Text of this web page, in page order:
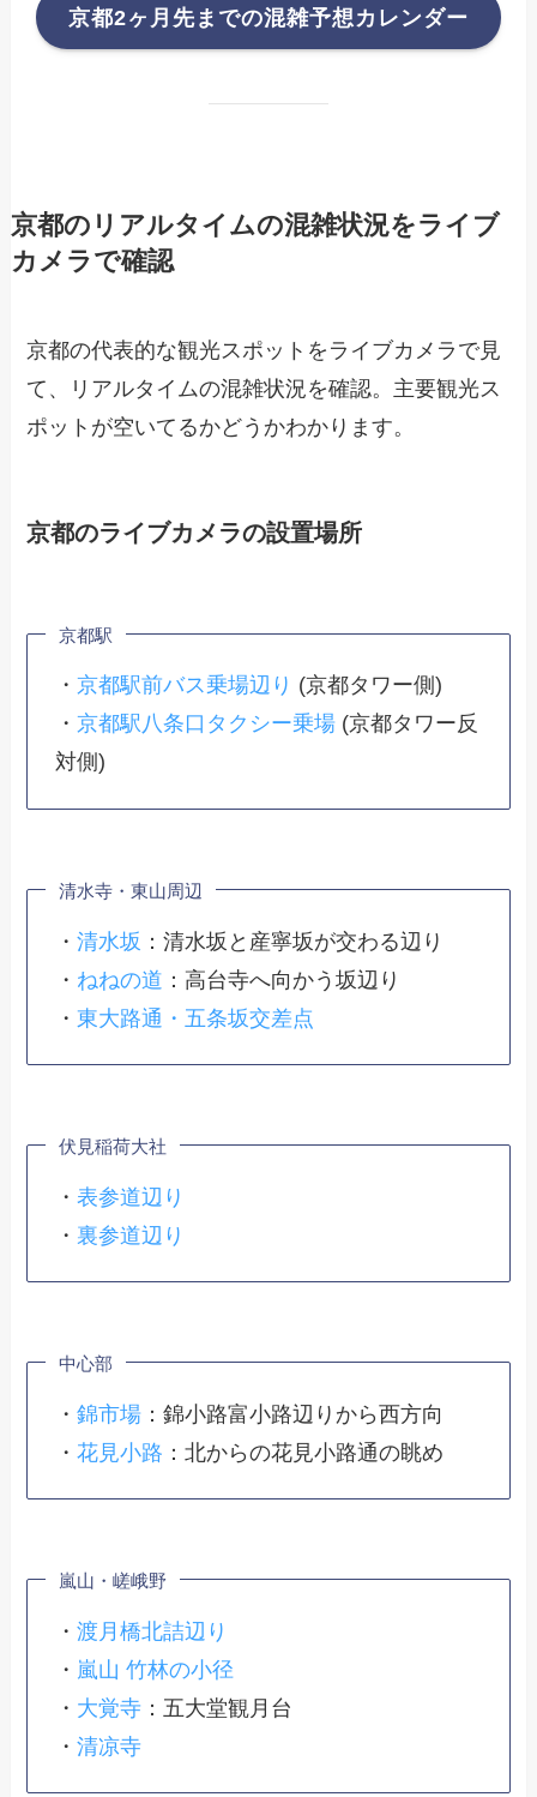
京都2ヶ月先までの混雑予想カレンダー
京都のリアルタイムの混雑状況をライブ
カメラで確認
京都の代表的な観光スポットをライブカメラで見
て、リアルタイムの混雑状況を確認。主要観光ス
ポットが空いてるかどうかわかります。
京都のライブカメラの設置場所
京都駅
・ 京都駅前バス乗場辺り (京都タワー側)
・ 京都駅八条口タクシー乗場(京都タワー反
対側)
清水寺・東山周辺
・ 清水坂 ：清水坂と産寧坂が交わる辺り
・ ねねの道 ：高台寺へ向かう坂辺り
・ 東大路通・五条坂交差点
伏見稲荷大社
・ 表参道辺り
・ 裏参道辺り
中心部
・ 錦市場：錦小路富小路辺りから西方向
・ 花見小路 ：北からの花見小路通の眺め
嵐山・嵯峨野
・ 渡月橋北詰辺り
・ 嵐山 竹林の小径
・ 大覚寺：五大堂観月台
・ 清凉寺